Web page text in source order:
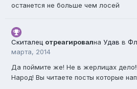
останется не больше чем лосей
Скиталец отреагировална Удав в
марта, 2014
Да поймите же! Не в жерлицах
Народ! Вы читаете посты которые